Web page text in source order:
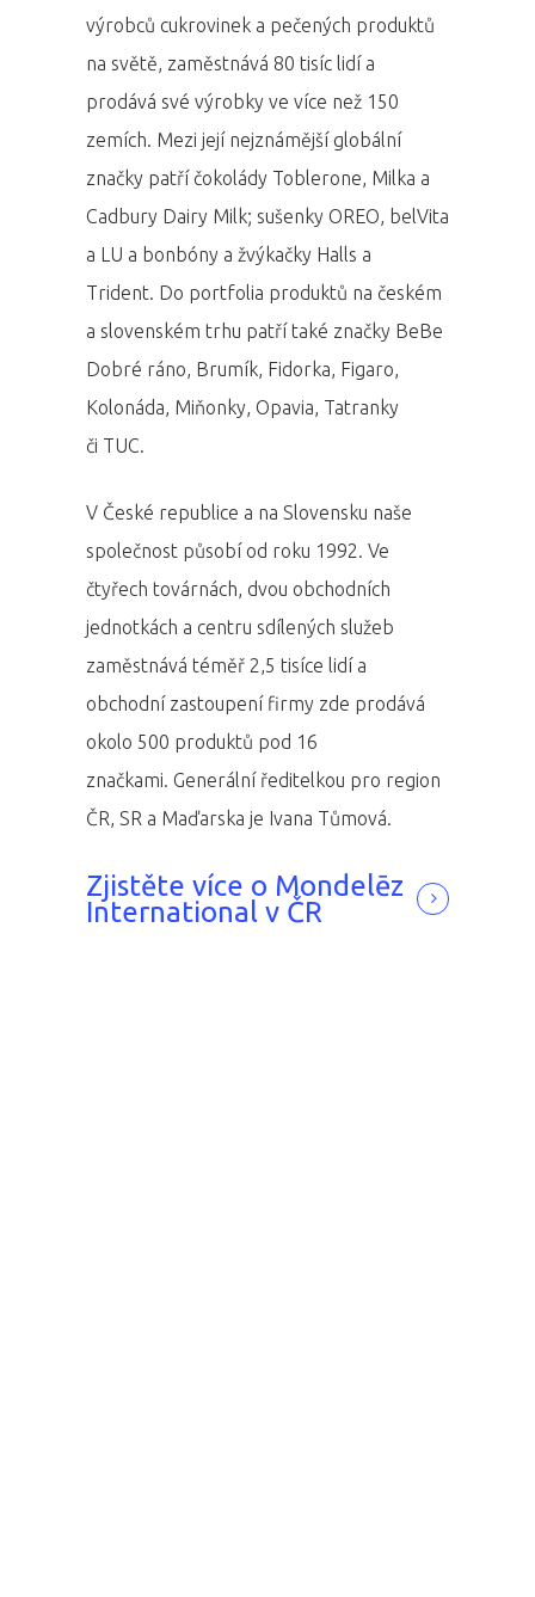
výrobců cukrovinek a pečených produktů
na světě, zaměstnává 80 tisíc lidí a
prodává své výrobky ve více než 150
zemích. Mezi její nejznámější globální
značky patří čokolády Toblerone, Milka a
Cadbury Dairy Milk; sušenky OREO, belVita
a LU a bonbóny a žvýkačky Halls a
Trident. Do portfolia produktů na českém
a slovenském trhu patří také značky BeBe
Dobré ráno, Brumík, Fidorka, Figaro,
Kolonáda, Miňonky, Opavia, Tatranky
či TUC.
V České republice a na Slovensku naše
společnost působí od roku 1992. Ve
čtyřech továrnách, dvou obchodních
jednotkách a centru sdílených služeb
zaměstnává téměř 2,5 tisíce lidí a
obchodní zastoupení firmy zde prodává
okolo 500 produktů pod 16
značkami. Generální ředitelkou pro region
ČR, SR a Maďarska je Ivana Tůmová.
Zjistěte více o Mondelēz
International v ČR